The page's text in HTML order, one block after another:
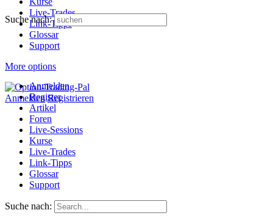
Live-Trades
Link-Tipps
Glossar
Support
More options
Anmelden Registrieren
Suche nach:
Anmelden
Register
Artikel
Foren
Live-Sessions
Kurse
Live-Trades
Link-Tipps
Glossar
Support
Suche nach: